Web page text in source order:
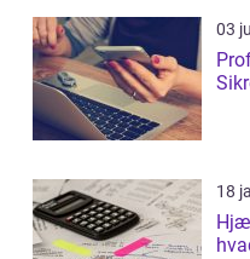
03
18